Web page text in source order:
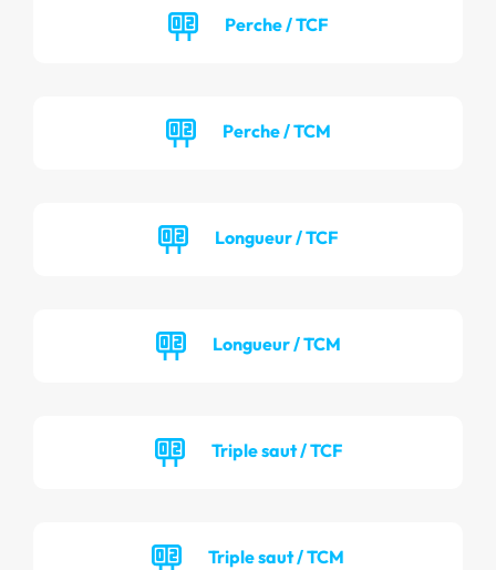
Perche / TCF
Perche / TCM
Longueur / TCF
Longueur / TCM
Triple saut / TCF
Triple saut / TCM